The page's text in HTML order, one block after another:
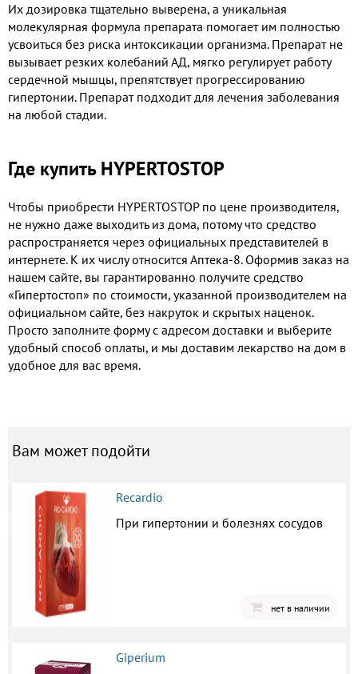
Их дозировка тщательно выверена, а уникальная
молекулярная формула препарата помогает им полностью
усвоиться без риска интоксикации организма. Препарат не
вызывает резких колебаний АД, мягко регулирует работу
сердечной мышцы, препятствует прогрессированию
гипертонии. Препарат подходит для лечения заболевания
на любой стадии.
Где купить HYPERTOSTOP
Чтобы приобрести HYPERTOSTOP по цене производителя,
не нужно даже выходить из дома, потому что средство
распространяется через официальных представителей в
интернете. К их числу относится Аптека-8. Оформив заказ на
нашем сайте, вы гарантированно получите средство
«Гипертостоп» по стоимости, указанной производителем на
официальном сайте, без накруток и скрытых наценок.
Просто заполните форму с адресом доставки и выберите
удобный способ оплаты, и мы доставим лекарство на дом в
удобное для вас время.
Вам может подойти
Recardio
При гипертонии и болезнях сосудов
нет в наличии
Giperium